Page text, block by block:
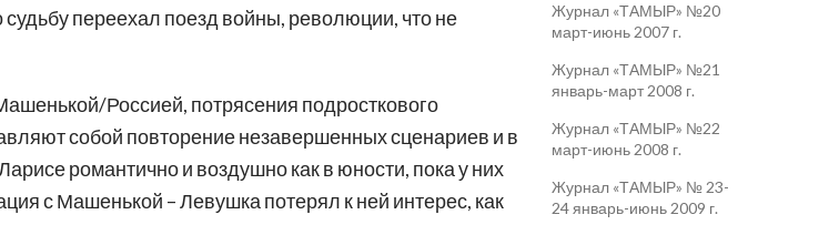
судьбу переехал поезд войны, революции, что не
Россией, потрясения подросткового
собой повторение незавершенных сценариев и в
романтично и воздушно как в юности, пока у них
с Машенькой – Левушка потерял к ней интерес, как
Журнал «ТАМЫР» №20
март-июнь 2007 г.
Журнал «ТАМЫР» №21
январь-март 2008 г.
Журнал «ТАМЫР» №22
март-июнь 2008 г.
Журнал «ТАМЫР» № 23-
24 январь-июнь 2009 г.